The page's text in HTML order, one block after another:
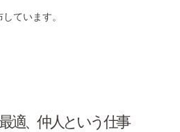
しています。
適、仲人という仕事